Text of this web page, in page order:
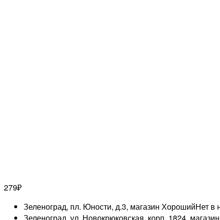
279₽
Зеленоград, пл. Юности, д.3, магазин ХорошийНет в